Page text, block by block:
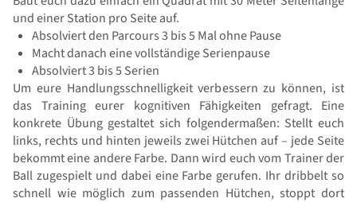
und einer Station pro Seite auf.
Absolviert den Parcours 3 bis 5 Mal ohne Pause
Macht danach eine vollständige Serienpause
Absolviert 3 bis 5 Serien
Um eure Handlungsschnelligkeit verbessern zu können, ist
das Training eurer kognitiven Fähigkeiten gefragt. Eine
konkrete Übung gestaltet sich folgendermaßen: Stellt euch
links, rechts und hinten jeweils zwei Hütchen auf – jede Seite
bekommt eine andere Farbe. Dann wird euch vom Trainer der
Ball zugespielt und dabei eine Farbe gerufen. Ihr dribbelt so
schnell wie möglich zum passenden Hütchen, stoppt dort